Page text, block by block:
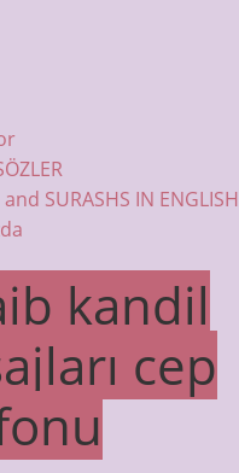
and SURASHS IN ENGLISH
kandil
cep